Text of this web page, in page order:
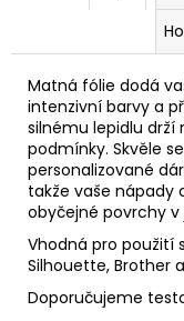
Matná fólie dodá
intenzivní barvy a
silnému lepidlu drží
podmínky. Skvěle
personalizované
takže vaše nápady
obyčejné povrchy
Vhodná pro použití
Silhouette, Brother
Doporučujeme